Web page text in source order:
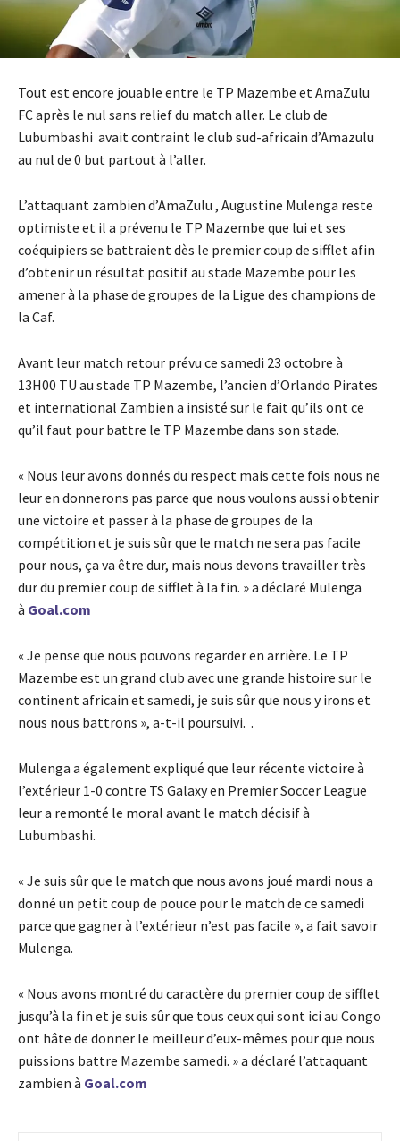
Tout est encore jouable entre le TP Mazembe et AmaZulu
FC après le nul sans relief du match aller. Le club de
Lubumbashi avait contraint le club sud-africain d’Amazulu
au nul de 0 but partout à l’aller.
L’attaquant zambien d’AmaZulu , Augustine Mulenga reste
optimiste et il a prévenu le TP Mazembe que lui et ses
coéquipiers se battraient dès le premier coup de sifflet afin
d’obtenir un résultat positif au stade Mazembe pour les
amener à la phase de groupes de la Ligue des champions de
la Caf.
Avant leur match retour prévu ce samedi 23 octobre à
13H00 TU au stade TP Mazembe, l’ancien d’Orlando Pirates
et international Zambien a insisté sur le fait qu’ils ont ce
qu’il faut pour battre le TP Mazembe dans son stade.
« Nous leur avons donnés du respect mais cette fois nous ne
leur en donnerons pas parce que nous voulons aussi obtenir
une victoire et passer à la phase de groupes de la
compétition et je suis sûr que le match ne sera pas facile
pour nous, ça va être dur, mais nous devons travailler très
dur du premier coup de sifflet à la fin. » a déclaré Mulenga
à Goal.com
« Je pense que nous pouvons regarder en arrière. Le TP
Mazembe est un grand club avec une grande histoire sur le
continent africain et samedi, je suis sûr que nous y irons et
nous nous battrons », a-t-il poursuivi. .
Mulenga a également expliqué que leur récente victoire à
l’extérieur 1-0 contre TS Galaxy en Premier Soccer League
leur a remonté le moral avant le match décisif à
Lubumbashi.
« Je suis sûr que le match que nous avons joué mardi nous a
donné un petit coup de pouce pour le match de ce samedi
parce que gagner à l’extérieur n’est pas facile », a fait savoir
Mulenga.
« Nous avons montré du caractère du premier coup de sifflet
jusqu’à la fin et je suis sûr que tous ceux qui sont ici au Congo
ont hâte de donner le meilleur d’eux-mêmes pour que nous
puissions battre Mazembe samedi. » a déclaré l’attaquant
zambien à Goal.com